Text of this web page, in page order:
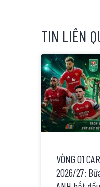
TIN LIÊN
VÒNG 01
2026/27: